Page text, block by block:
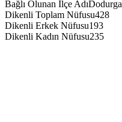
Bağlı Olunan İlçe AdıDodurga
Dikenli Toplam Nüfusu428
Dikenli Erkek Nüfusu193
Dikenli Kadın Nüfusu235